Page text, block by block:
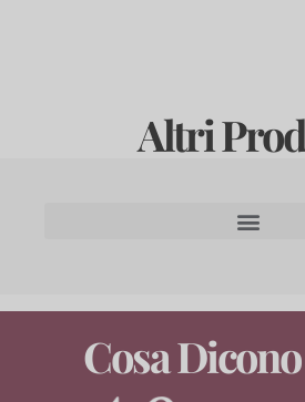
Altri
Cosa